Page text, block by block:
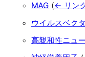
MAG (← リン
ウイルスベク
高親和性ニュ